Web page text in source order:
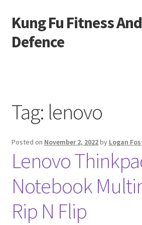
Skip
to
navigation
Skip
to
content
Kung Fu Fitness And
Defence
Contact us
Privacy Policy
Tag: lenovo
Posted on November 2, 2022by Logan
Lenovo
Notebook
Rip N Flip